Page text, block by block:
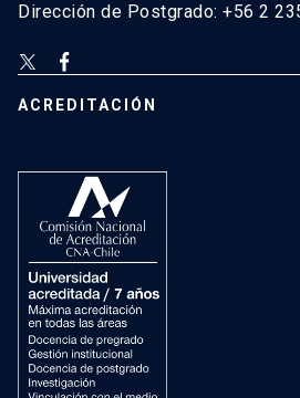
Dirección de Postgrado: +56 2
ACREDITACIÓN